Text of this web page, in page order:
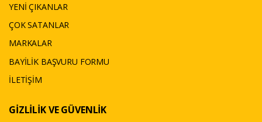
YENİ ÇIKANLAR
ÇOK SATANLAR
MARKALAR
BAYİLİK BAŞVURU FORMU
İLETİŞİM
GİZLİLİK VE GÜVENLİK